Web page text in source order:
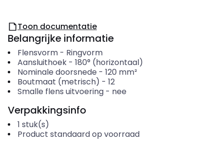
Toon documentatie
Belangrijke informatie
Flensvorm- Ringvorm
Aansluithoek- 180° (horizontaal)
Nominale doorsnede - 120 mm²
Boutmaat (metrisch) - 12
Smalle flens uitvoering- nee
Verpakkingsinfo
1 stuk(s)
Product standaard op voorraad